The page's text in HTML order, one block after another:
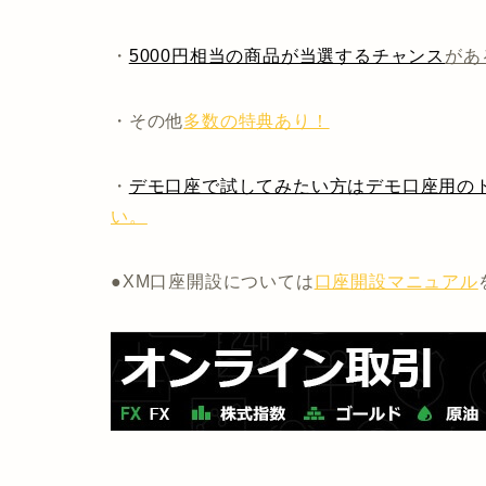
・ 5000円相当の商品が当選するチャンス があ
・その他多数の特典あり！
・ デモ口座で試してみたい方はデモ口座用の
い。
●XM口座開設については口座開設マニュアル